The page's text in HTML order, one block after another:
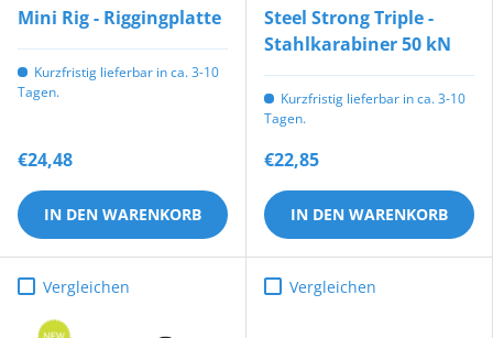
Mini Rig - Riggingplatte
Kurzfristig lieferbar in ca. 3-10
Tagen.
€24,48
IN DEN WARENKORB
Steel Strong Triple -
Stahlkarabiner 50 kN
Kurzfristig lieferbar in ca. 3-10
Tagen.
€22,85
IN DEN WARENKORB
Vergleichen Vergleichen